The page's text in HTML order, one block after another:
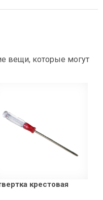
вещи, которые могут
крестовая